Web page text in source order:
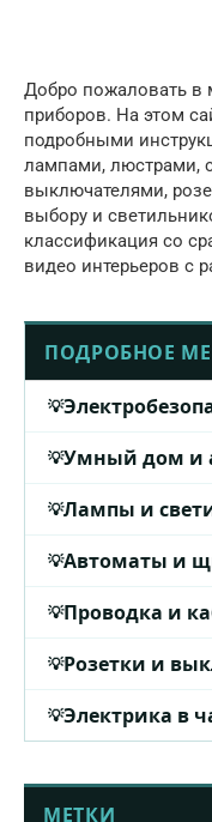
Добро пожаловать в
приборов. На этом
подробными
лампами, люстрами,
выключателями,
выбору и
классификация со
видео интерьеров с
ПОДРОБНОЕ
Умный дом и
Лампы и
Автоматы и
Проводка и
Розетки и
Электрика в
МЕТКИ